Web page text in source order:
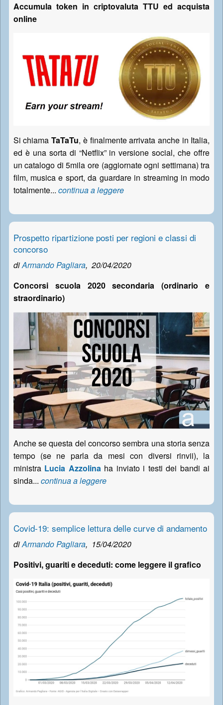
Accumula token in criptovaluta TTU ed acquista
online
Si chiamaTaTaTu, è finalmente arrivata anche in Italia,
ed è una sorta di “Netflix” in versione social, che offre
un catalogo di 5mila ore (aggiornate ogni settimana) tra
film, musica e sport, da guardare in streaming in modo
totalmente... continua a leggere
Prospetto ripartizione posti per regioni e classi di
concorso
diArmando Pagliara, 20/04/2020
Concorsi scuola 2020 secondaria (ordinario e
straordinario)
Anche se questa del concorso sembra una storia senza
tempo (se ne parla da mesi con diversi rinvii), la
ministra Lucia Azzolina ha inviato i testi dei bandi ai
sinda... continua a leggere
Covid-19: semplice lettura delle curve di andamento
diArmando Pagliara, 15/04/2020
Positivi, guariti e deceduti: come leggere il grafico